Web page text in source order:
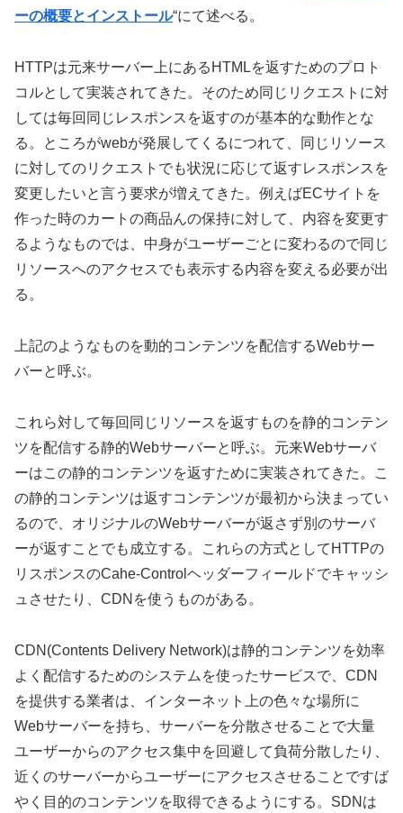
ーの概要とインストール“にて述べる。
HTTPは元来サーバー上にあるHTMLを返すためのプロト
コルとして実装されてきた。そのため同じリクエストに対
しては毎回同じレスポンスを返すのが基本的な動作とな
る。ところがwebが発展してくるにつれて、同じリソース
に対してのリクエストでも状況に応じて返すレスポンスを
変更したいと言う要求が増えてきた。例えばECサイトを
作った時のカートの商品んの保持に対して、内容を変更す
るようなものでは、中身がユーザーごとに変わるので同じ
リソースへのアクセスでも表示する内容を変える必要が出
る。
上記のようなものを動的コンテンツを配信するWebサー
バーと呼ぶ。
これら対して毎回同じリソースを返すものを静的コンテン
ツを配信する静的Webサーバーと呼ぶ。元来Webサーバ
ーはこの静的コンテンツを返すために実装されてきた。こ
の静的コンテンツは返すコンテンツが最初から決まってい
るので、オリジナルのWebサーバーが返さず別のサーバ
ーが返すことでも成立する。これらの方式としてHTTPの
リスポンスのCahe-Controlヘッダーフィールドでキャッシ
ュさせたり、CDNを使うものがある。
CDN(Contents Delivery Network)は静的コンテンツを効率
よく配信するためのシステムを使ったサービスで、CDN
を提供する業者は、インターネット上の色々な場所に
Webサーバーを持ち、サーバーを分散させることで大量
ユーザーからのアクセス集中を回避して負荷分散したり、
近くのサーバーからユーザーにアクセスさせることですば
やく目的のコンテンツを取得できるようにする。SDNは